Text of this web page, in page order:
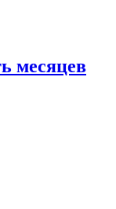
месяцев